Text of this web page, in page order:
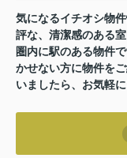
気になるイチオシ物
評な、清潔感のある
圏内に駅のある物件
かせない方に物件を
いましたら、お気軽